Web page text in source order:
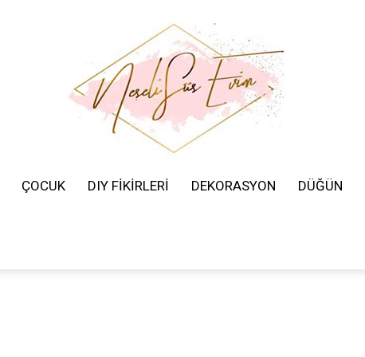
ÇOCUK DIY FİKİRLERİ DEKORASYON DÜĞÜN